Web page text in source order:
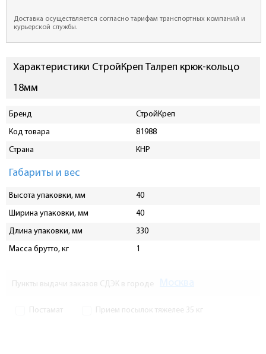
Доставка осуществляется согласно тарифам транспортных компаний и
курьерской службы.
Характеристики СтройКреп Талреп крюк-кольцо
18мм
Бренд
СтройКреп
Код товара
81988
Страна
КНР
Габариты и вес
Высота упаковки, мм
40
Ширина упаковки, мм
40
Длина упаковки, мм
330
Масса брутто, кг
1
Пункты выдачи заказов СДЭК в городе
Постамат Прием посылок тяжелее 35 кг